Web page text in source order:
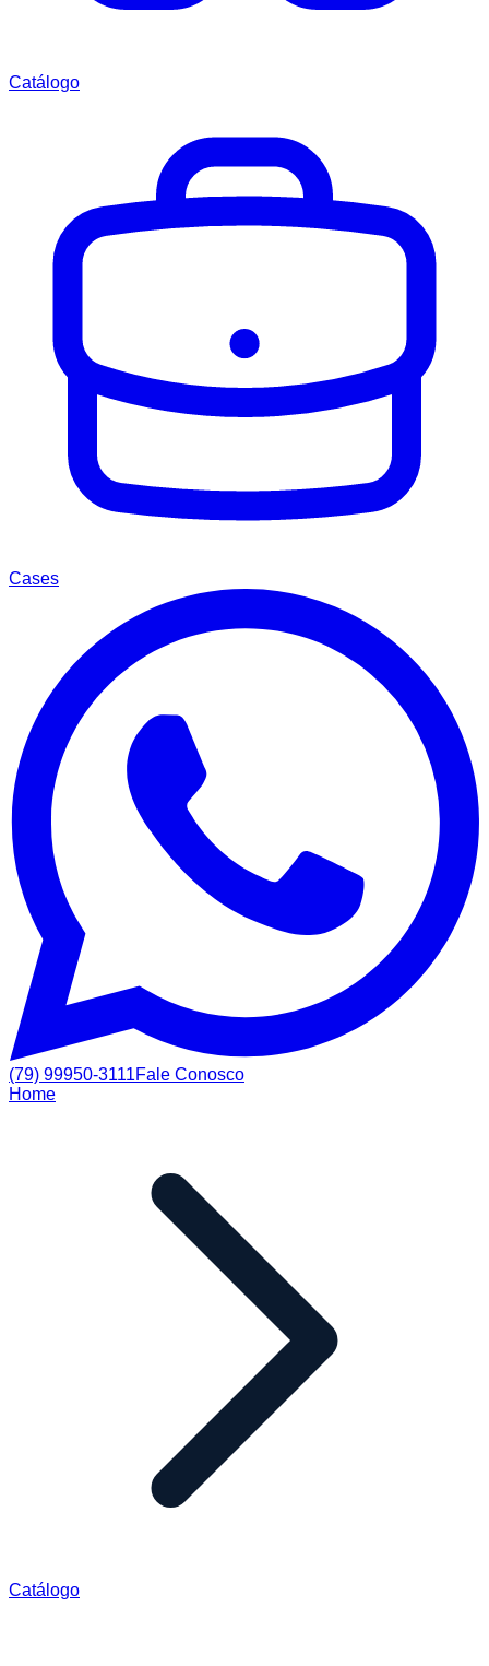
Catálogo
Cases
(79) 99950-3111Fale Conosco
Home
Catálogo